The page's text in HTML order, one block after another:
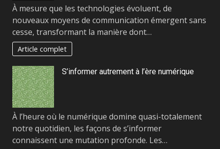
À mesure que les technologies évoluent, de
nouveaux moyens de communication émergent sans
cesse, transformant la manière dont…
Article complet
S’informer autrement à l’ère numérique
À l’heure où le numérique domine quasi-totalement
notre quotidien, les façons de s’informer
connaissent une mutation profonde. Les…